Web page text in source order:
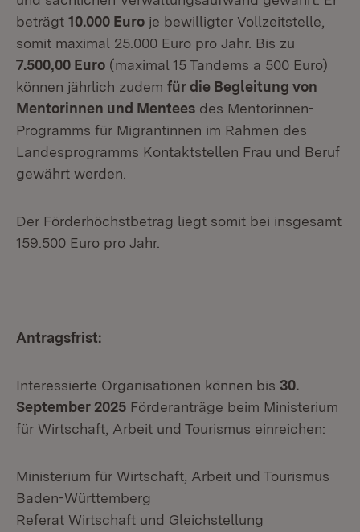
beträgt 10.000 Euro je bewilligter Vollzeitstelle,
somit maximal 25.000 Euro pro Jahr. Bis zu
7.500,00 Euro (maximal 15 Tandems a 500 Euro)
können jährlich zudem für die Begleitung von
Mentorinnen und Mentees des Mentorinnen-
Programms für Migrantinnen im Rahmen des
Landesprogramms Kontaktstellen Frau und Beruf
gewährt werden.
Der Förderhöchstbetrag liegt somit bei insgesamt
159.500 Euro pro Jahr.
Antragsfrist:
Interessierte Organisationen können bis 30.
September 2025 Förderanträge beim Ministerium
für Wirtschaft, Arbeit und Tourismus einreichen:
Ministerium für Wirtschaft, Arbeit und Tourismus
Baden-Württemberg
Referat Wirtschaft und Gleichstellung